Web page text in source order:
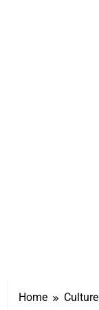
Home Culture